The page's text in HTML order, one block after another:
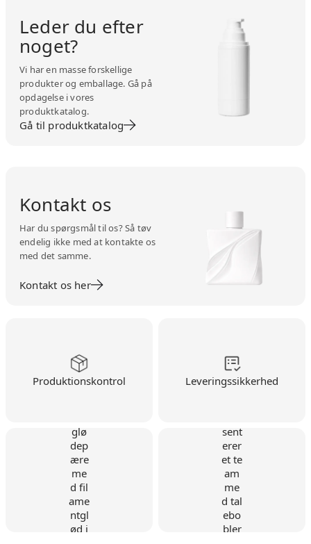
Leder du efter
noget?
Vi har en masse forskellige
produkter og emballage. Gå på
opdagelse i vores
produktkatalog.
Gå til produktkatalog
Kontakt os
Har du spørgsmål til os? Så tøv
endelig ikke med at kontakte os
med det samme.
Kontakt os her
Produktionskontrol Leveringssikkerhed